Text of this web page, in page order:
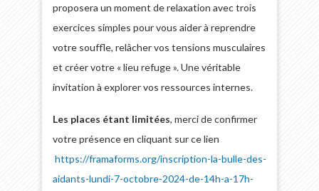
proposera un moment de relaxation avec trois
exercices simples pour vous aider à reprendre
votre souffle, relâcher vos tensions musculaires
et créer votre « lieu refuge ». Une véritable
invitation à explorer vos ressources internes.
Les places étant limitées, merci de confirmer
votre présence en cliquant sur ce lien
https://framaforms.org/inscription-la-bulle-des-
aidants-lundi-7-octobre-2024-de-14h-a-17h-